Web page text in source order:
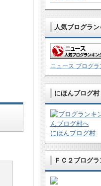
人気ブログラン
ニュース ブログ
にほんブログ村
にほんブログ村
ＦＣ２ブログ